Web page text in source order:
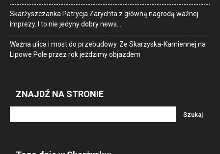
Skarżyszczanka Patrycja Zarychta z główną nagrodą ważnej
imprezy. I to nie jedyny dobry news…
Ważna ulica i most do przebudowy. Ze Skarżyska-Kamiennej na
Lipowe Pole przez rok jeździmy objazdem
ZNAJDŹ NA STRONIE